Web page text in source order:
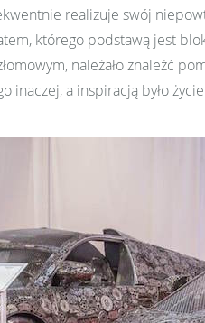
realizuje swój
którego podstawą jest
należało znaleźć
inaczej, a inspiracją było